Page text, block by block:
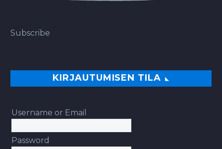
Subscribe
KIRJAUTUMISEN TILA
Username or Email
Password